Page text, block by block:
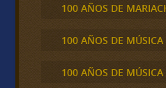
100 AÑOS DE
100 AÑOS DE MÚSICA
100 AÑOS DE MÚSICA